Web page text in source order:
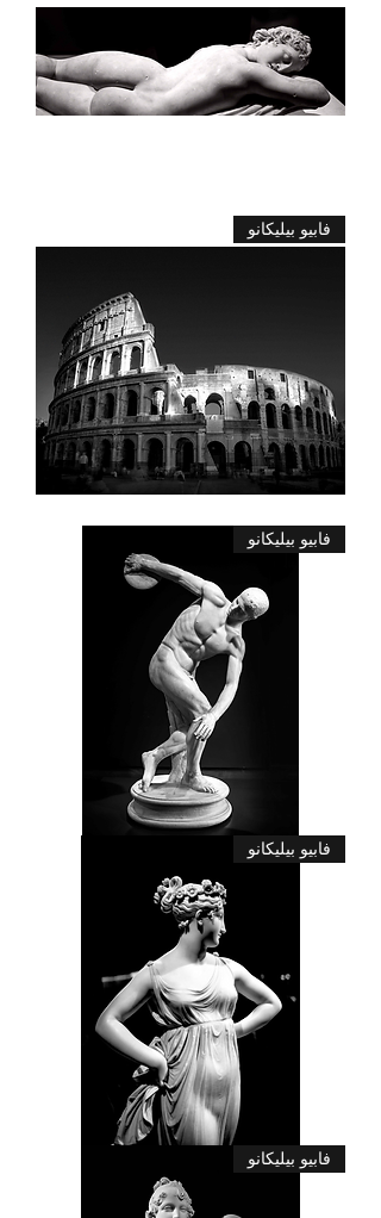
فابيو بيليكانو
الكولوسيوم
فابيو بيليكانو
ديسكوبولوس
مايرون
فابيو بيليكانو
الراقصة
كانوفافابيو بيليكانو